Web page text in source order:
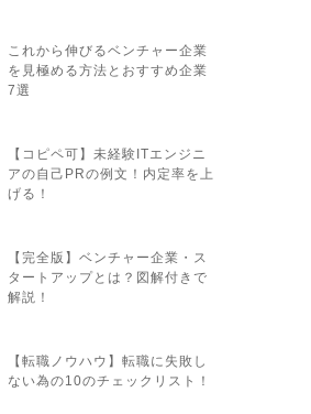
これから伸びるベンチャー企業
を見極める方法とおすすめ企業
7選
【コピペ可】未経験ITエンジニ
アの自己PRの例文！内定率を上
げる！
【完全版】ベンチャー企業・ス
タートアップとは？図解付きで
解説！
【転職ノウハウ】転職に失敗し
ない為の10のチェックリスト！